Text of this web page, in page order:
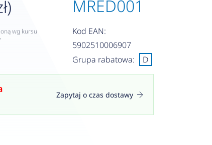
wg kursu
MRED001
Kod EAN:
5902510006907
Grupa rabatowa:
D
Zapytaj o czas dostawy